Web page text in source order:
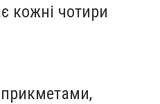
кожні чотири